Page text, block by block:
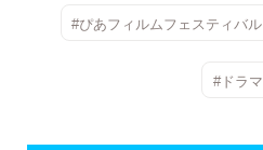
#ぴあフィルムフェスティバル
#ドラマ